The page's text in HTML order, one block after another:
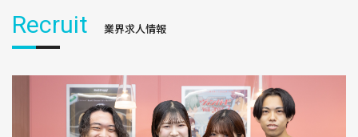
Recruit 業界求人情報